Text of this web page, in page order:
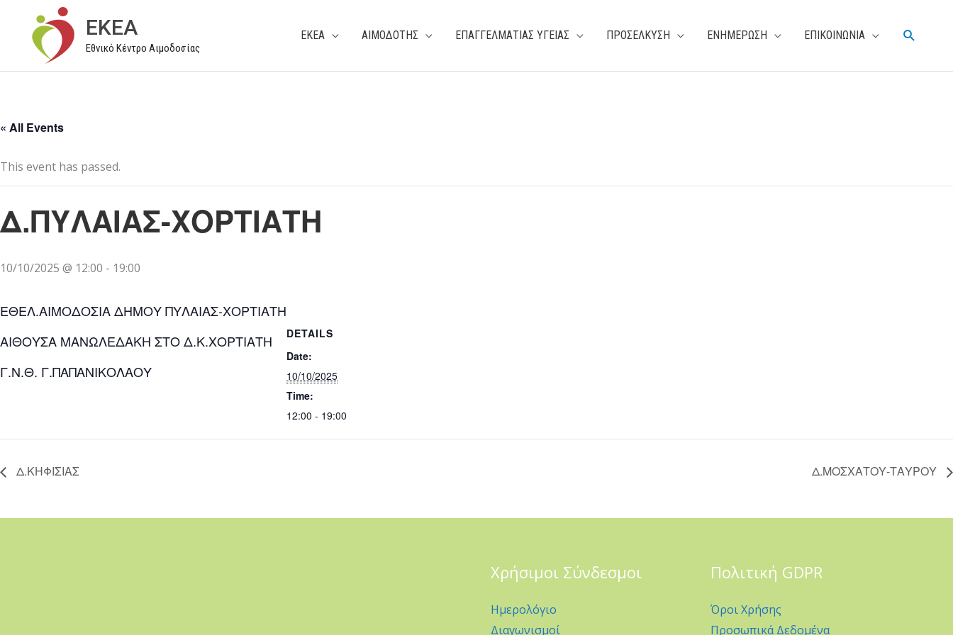
περιεχόμενο
EKEA
Εθνικό Κέντρο Αιμοδοσίας
ΕΚΕΑ ΑΙΜΟΔΟΤΗΣ ΕΠΑΓΓΕΛΜΑΤΙΑΣ ΥΓΕΙΑΣ ΠΡΟΣΕΛΚΥΣΗ ΕΝΗΜΕΡΩΣΗ ΕΠΙΚΟΙΝΩΝΙΑ
« All Events
This event has passed.
Δ.ΠΥΛΑΙΑΣ-ΧΟΡΤΙΑΤΗ
10/10/2025 @ 12:00 - 19:00
ΕΘΕΛ.ΑΙΜΟΔΟΣΙΑ ΔΗΜΟΥ ΠΥΛΑΙΑΣ-ΧΟΡΤΙΑΤΗ
ΑΙΘΟΥΣΑ ΜΑΝΩΛΕΔΑΚΗ ΣΤΟ Δ.Κ.ΧΟΡΤΙΑΤΗ
Γ.Ν.Θ. Γ.ΠΑΠΑΝΙΚΟΛΑΟΥ
DETAILS
Date:
10/10/2025
Time:
12:00 - 19:00
Δ.ΚΗΦΙΣΙΑΣ Δ.ΜΟΣΧΑΤΟΥ-ΤΑΥΡΟΥ
Χρήσιμοι Σύνδεσμοι
Ημερολόγιο
Διαγωνισμοί
Πολιτική GDPR
Όροι Χρήσης
Προσωπικά Δεδομένα